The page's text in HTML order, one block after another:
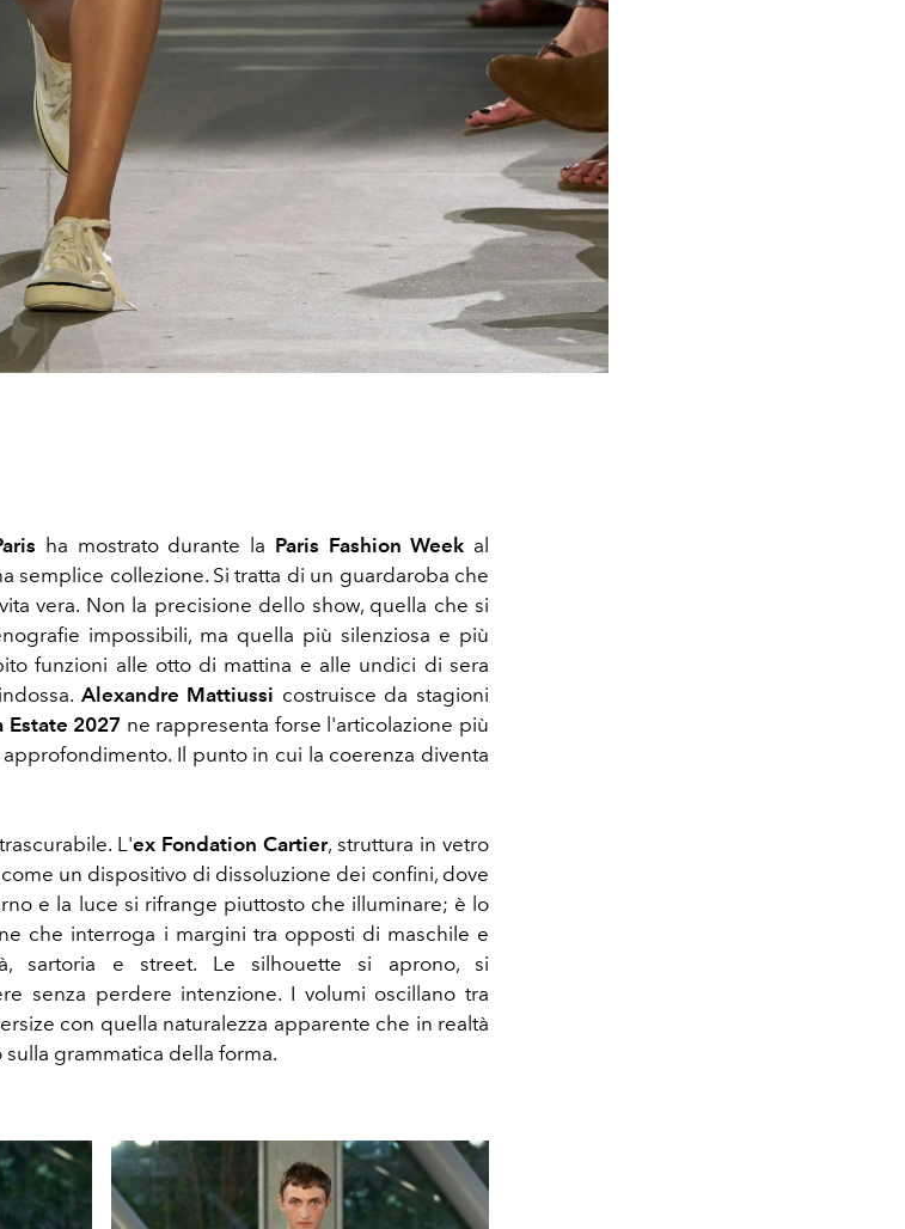
ha mostrato durante la Paris Fashion Week al
semplice collezione. Si tratta di un guardaroba che
vera. Non la precisione dello show, quella che si
impossibili, ma quella più silenziosa e più
funzioni alle otto di mattina e alle undici di sera
Alexandre Mattiussi costruisce da stagioni
Estate 2027 ne rappresenta forse l'articolazione più
Il punto in cui la coerenza diventa
L'ex Fondation Cartier, struttura in vetro
un dispositivo di dissoluzione dei confini, dove
e la luce si rifrange piuttosto che illuminare; è lo
che interroga i margini tra opposti di maschile e
sartoria e street. Le silhouette si aprono, si
senza perdere intenzione. I volumi oscillano tra
con quella naturalezza apparente che in realtà
grammatica della forma.